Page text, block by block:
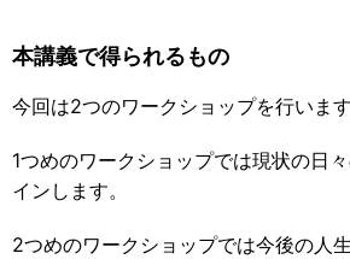
本講義で得られるもの
今回は2つのワークショップを行います
1つめのワークショップでは現状の日
インします。
2つめのワークショップでは今後の人